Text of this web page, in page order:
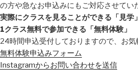
の方や急なお申込みにもご対応させてい
実際にクラスを見ることができる「見学」
1クラス無料で参加できる「無料体験」
24時間申込受付しておりますので、お気
無料体験申込みフォーム
Instagramからお問い合わせを送信